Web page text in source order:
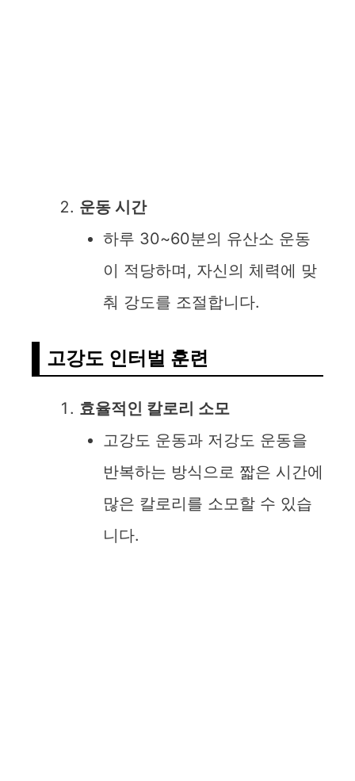
운동 시간
하루 30~60분의 유산소 운동
이 적당하며, 자신의 체력에 맞
춰 강도를 조절합니다.
고강도 인터벌 훈련
효율적인 칼로리 소모
고강도 운동과 저강도 운동을
반복하는 방식으로 짧은 시간에
많은 칼로리를 소모할 수 있습
니다.